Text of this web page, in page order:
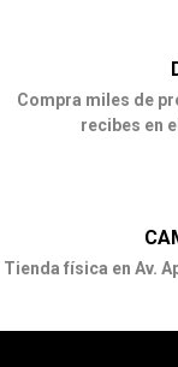
Compra miles de
recibes en
Tienda física en Av.